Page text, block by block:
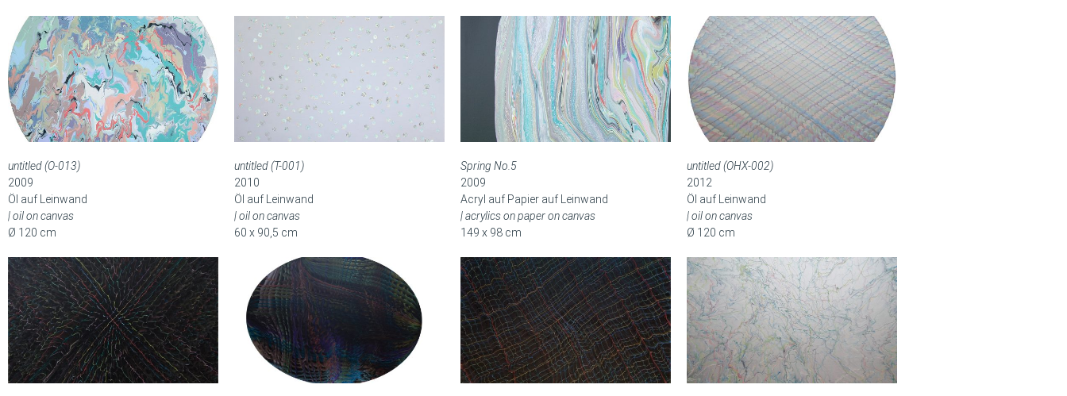
untitled (O-013)
2009
Öl auf Leinwand
| oil on canvas
Ø 120 cm
untitled (T-001)
2010
Öl auf Leinwand
| oil on canvas
60 x 90,5 cm
Spring No.5
2009
Acryl auf Papier auf Leinwand
| acrylics on paper on canvas
149 x 98 cm
untitled (OHX-002)
2012
Öl auf Leinwand
| oil on canvas
Ø 120 cm